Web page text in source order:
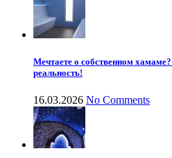
Мечтаете о собственном
реальность!
16.03.2026 No Comments